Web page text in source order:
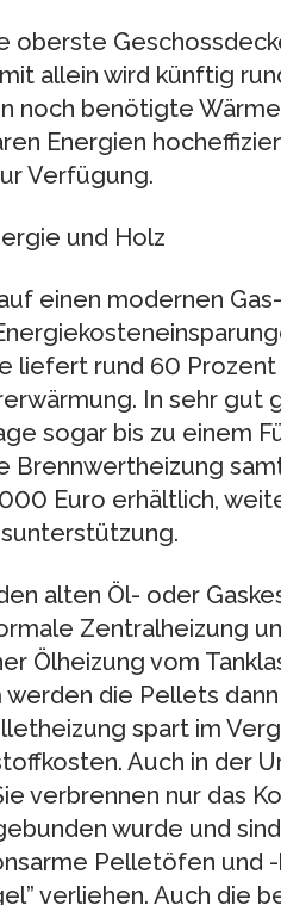
oberste
allein wird künftig
noch benötigte
Energien
Verfügung.
und Holz
einen modernen
liefert rund 60
In sehr gut
sogar bis zu einem
Brennwertheizung
Euro erhältlich,
alten Öl- oder
Zentralheizung
Ölheizung vom
die Pellets
spart im
Auch in der
verbrennen nur das
wurde und
Pelletöfen und
verliehen. Auch die